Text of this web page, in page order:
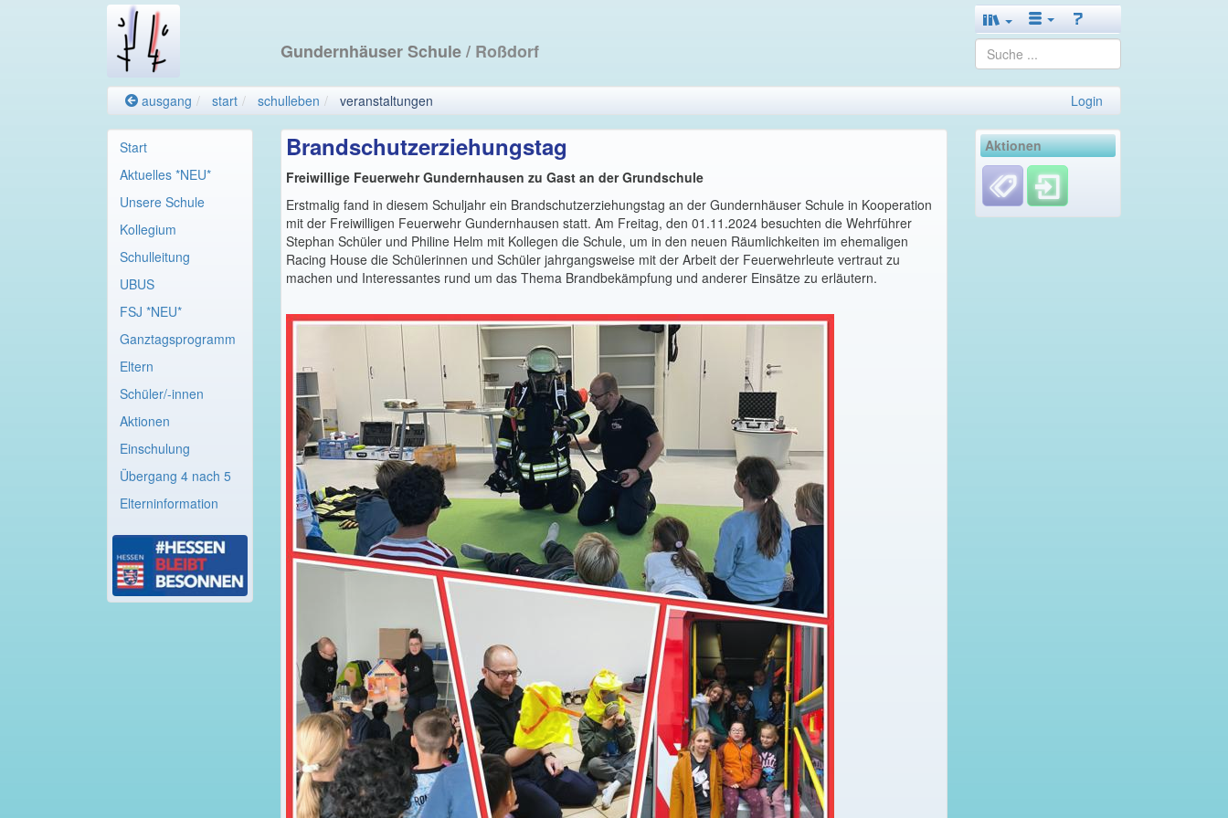
Gundernhäuser Schule/ Roßdorf
ausgang start schulleben veranstaltungen Login
Start
Aktuelles *NEU*
Unsere Schule
Kollegium
Schulleitung
UBUS
FSJ *NEU*
Ganztagsprogramm
Eltern
Schüler/-innen
Aktionen
Einschulung
Übergang 4 nach 5
Elterninformation
Brandschutzerziehungstag
Freiwillige Feuerwehr Gundernhausen zu Gast an der Grundschule
Erstmalig fand in diesem Schuljahr ein Brandschutzerziehungstag an der Gundernhäuser Schule in Kooperation
mit der Freiwilligen Feuerwehr Gundernhausen statt. Am Freitag, den 01.11.2024 besuchten die Wehrführer
Stephan Schüler und Philine Helm mit Kollegen die Schule, um in den neuen Räumlichkeiten im ehemaligen
Racing House die Schülerinnen und Schüler jahrgangsweise mit der Arbeit der Feuerwehrleute vertraut zu
machen und Interessantes rund um das Thema Brandbekämpfung und anderer Einsätze zu erläutern.
Aktionen